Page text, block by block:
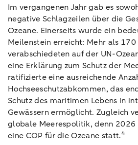
Im vergangenen Jahr gab es
negative Schlagzeilen über die
Ozeane. Einerseits wurde ein
Meilenstein erreicht: Mehr als 170
verabschiedeten auf der UN-
eine Erklärung zum Schutz der
ratifizierte eine ausreichende
Hochseeschutzabkommen, das
Schutz des maritimen Lebens in
Gewässern ermöglicht. Zugleich
globale Meerespolitik, denn
eine COP für die Ozeane statt.4